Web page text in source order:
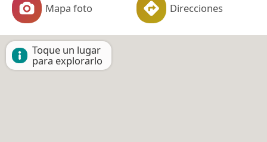
Mapa foto Direcciones
Toque un lugar
para explorarlo